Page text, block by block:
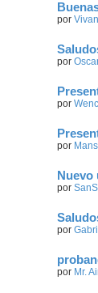
por
por
por
por
Nuevo
por SanS
por
por Mr.